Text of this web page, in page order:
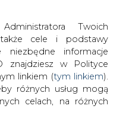
Twoich
cele i podstawy
niezbędne informacje
znajdziesz w Polityce
linkiem (tym linkiem).
różnych usług mogą
celach, na różnych
skomentuj
udostępnij:
cyklicznie